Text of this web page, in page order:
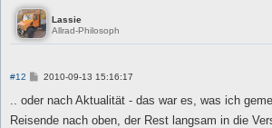
Lassie
Allrad-Philosoph
#12
B
i
r
2010-09-13 15:16:17
.. oder nach Aktualität - das war es, was ich
Reisende nach oben, der Rest langsam in die